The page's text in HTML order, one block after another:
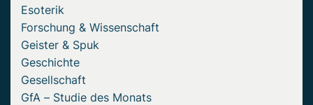
Esoterik
Forschung & Wissenschaft
Geister & Spuk
Geschichte
Gesellschaft
GfA – Studie des Monats